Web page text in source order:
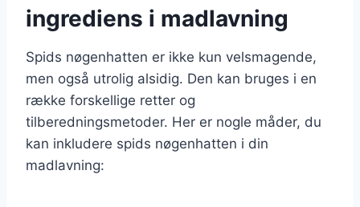
ingrediens i madlavning
Spids nøgenhatten er ikke kun velsmagende,
men også utrolig alsidig. Den kan bruges i en
række forskellige retter og
tilberedningsmetoder. Her er nogle måder, du
kan inkludere spids nøgenhatten i din
madlavning: